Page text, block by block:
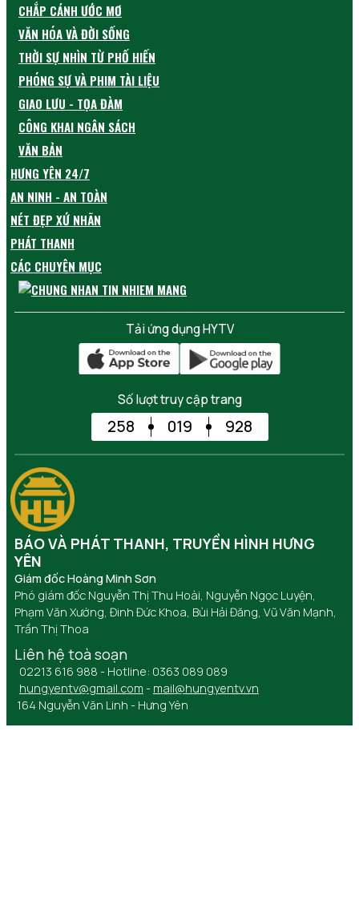
CHẮP CÁNH ƯỚC MƠ
VĂN HÓA VÀ ĐỜI SỐNG
THỜI SỰ NHÌN TỪ PHỐ HIẾN
PHÓNG SỰ VÀ PHIM TÀI LIỆU
GIAO LƯU - TỌA ĐÀM
CÔNG KHAI NGÂN SÁCH
VĂN BẢN
HƯNG YÊN 24/7
AN NINH - AN TOÀN
NÉT ĐẸP XỨ NHÃN
PHÁT THANH
CÁC CHUYÊN MỤC
Tải ứng dụng HYTV
Số lượt truy cập trang
258 019 928
BÁO VÀ PHÁT THANH, TRUYỀN HÌNH HƯNG
YÊN
Giám đốc Hoàng Minh Sơn
Phó giám đốc Nguyễn Thị Thu Hoài, Nguyễn Ngọc Luyện,
Phạm Văn Xướng, Đinh Đức Khoa, Bùi Hải Đăng, Vũ Văn Mạnh,
Trần Thị Thoa
Liên hệ toà soạn
02213 616 988 - Hotline: 0363 089 089
hungyentv@gmail.com - mail@hungyentv.vn
164 Nguyễn Văn Linh - Hưng Yên